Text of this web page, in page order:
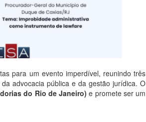
para um evento imperdível, reunindo três
advocacia pública e da gestão jurídica. O
do Rio de Janeiro) e promete ser um